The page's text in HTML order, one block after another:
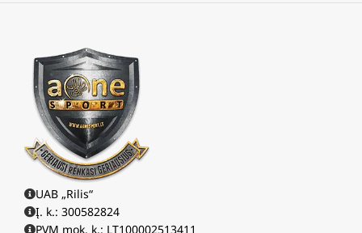
UAB „Rilis“
Į. k.: 300582824
PVM mok. k.: LT100002513411